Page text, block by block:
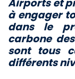
Airports et
à engager
dans le
carbone
sont tous
différents